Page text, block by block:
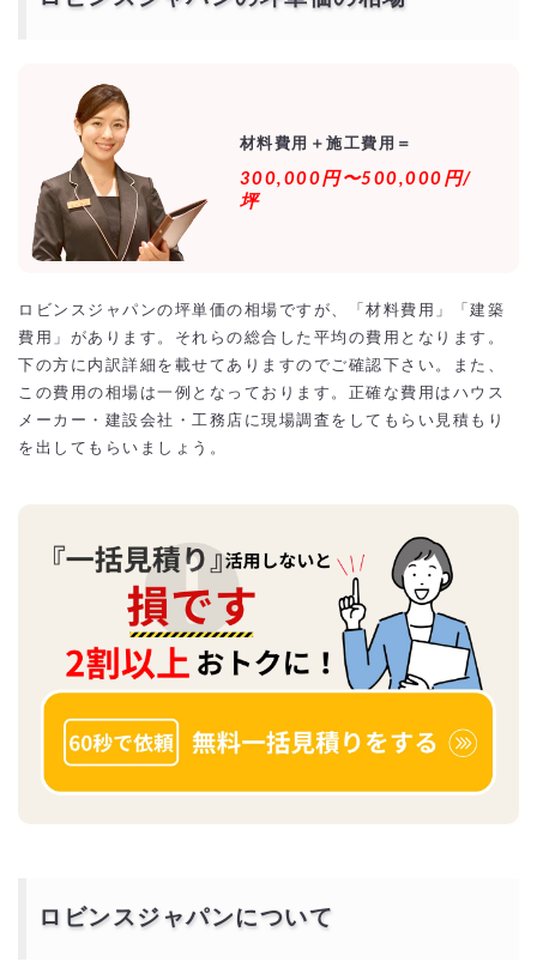
ロビンスジャパン以外のローコスト住宅のおすすめの
ハウスメーカーのランキング
ロビンスジャパンなら総額1500万以下で土地込み30
坪〜35坪は可能！？
ロビンスジャパン住宅の土地代の相場（地方別）
ﾛﾋﾞﾝｽｼﾞｬﾊﾟﾝの2階建て住宅の新築施工事例
ﾛﾋﾞﾝｽｼﾞｬﾊﾟﾝの平屋住宅の新築施工事例
ロビンスジャパン住宅の相場をオーバーしないように
最安値の激安にするには？
相見積もりとは？
社を探す！
材料費用＋施工費用＝
300,000円〜500,000円/
坪
ロビンスジャパンの坪単価の相場ですが、「材料費用」「建築
費用」があります。それらの総合した平均の費用となります。
下の方に内訳詳細を載せてありますのでご確認下さい。また、
この費用の相場は一例となっております。正確な費用はハウス
メーカー・建設会社・工務店に現場調査をしてもらい見積もり
を出してもらいましょう。
ロビンスジャパンについて